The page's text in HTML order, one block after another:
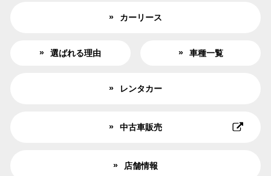
カーリース
選ばれる理由 車種一覧
レンタカー
中古車販売
店舗情報